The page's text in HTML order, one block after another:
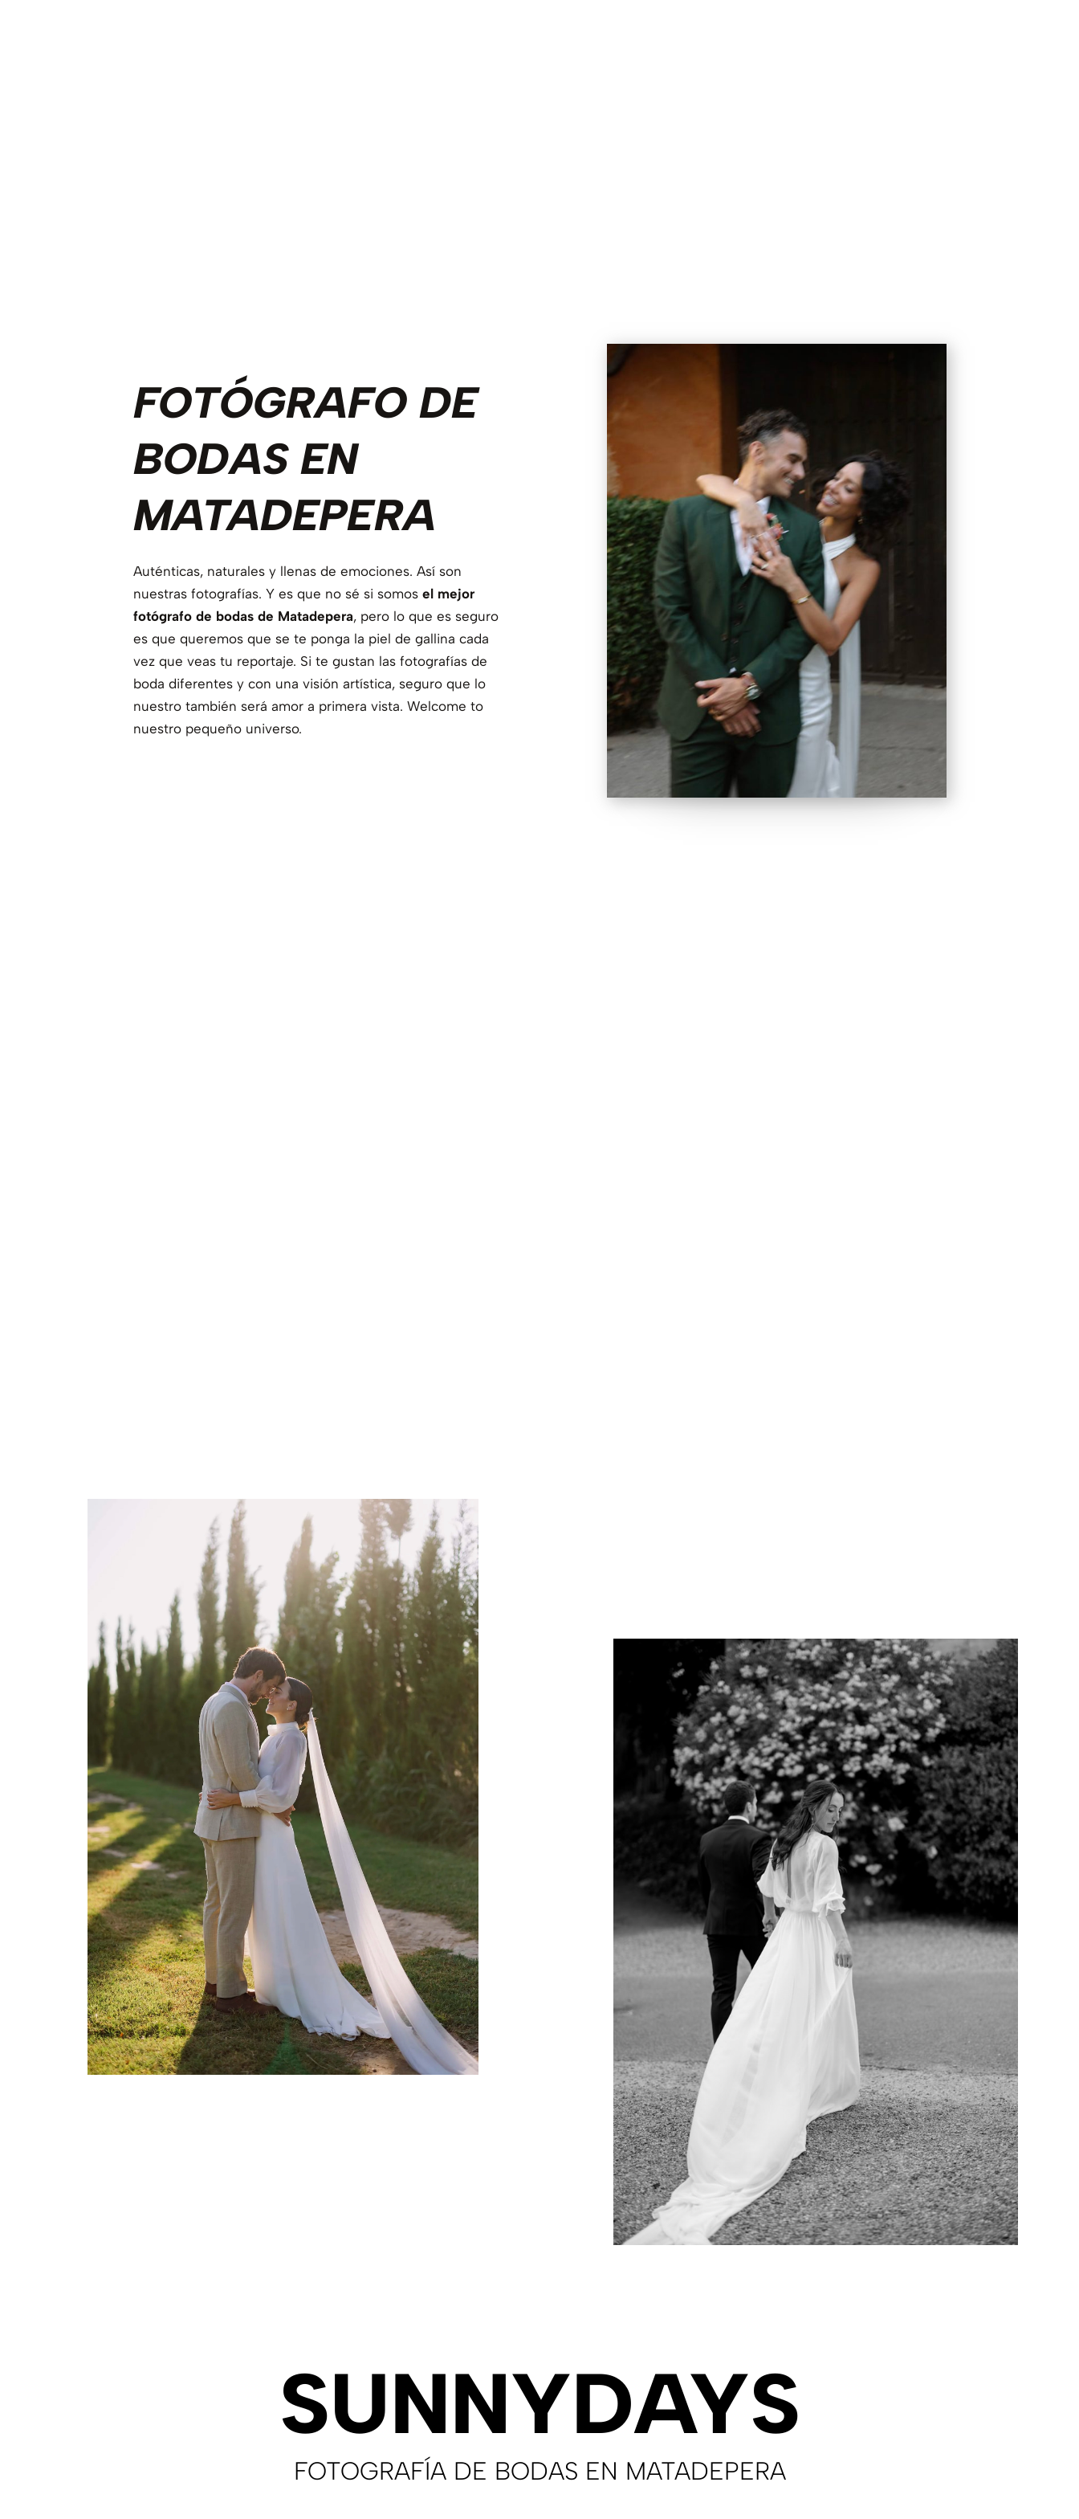
FOTÓGRAFO DE
BODAS EN
MATADEPERA
Auténticas, naturales y llenas de emociones. Así son
nuestras fotografías. Y es que no sé si somos el mejor
fotógrafo de bodas de Matadepera, pero lo que es seguro
es que queremos que se te ponga la piel de gallina cada
vez que veas tu reportaje. Si te gustan las fotografías de
boda diferentes y con una visión artística, seguro que lo
nuestro también será amor a primera vista. Welcome to
nuestro pequeño universo.
SUNNYDAYS
FOTOGRAFÍA DE BODAS EN MATADEPERA